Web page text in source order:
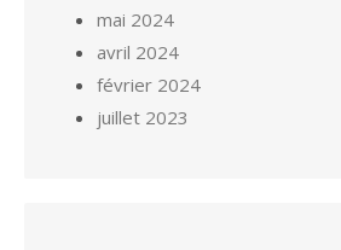
mai 2024
avril 2024
février 2024
juillet 2023